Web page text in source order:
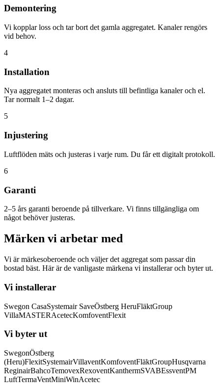
Demontering
Vi kopplar loss och tar bort det gamla aggregatet. Kanaler rengörs
vid behov.
4
Installation
Nya aggregatet monteras och ansluts till befintliga kanaler och el.
Tar normalt 1–2 dagar.
5
Injustering
Luftflöden mäts och justeras i varje rum. Du får ett digitalt protokoll.
6
Garanti
2–5 års garanti beroende på tillverkare. Vi finns tillgängliga om
något behöver justeras.
Märken vi arbetar med
Vi är märkesoberoende och väljer det aggregat som passar din
bostad bäst. Här är de vanligaste märkena vi installerar och byter ut.
Vi installerar
Swegon CasaSystemair SaveÖstberg HeruFläktGroup
VillaMASTERAcetecKomfoventFlexit
Vi byter ut
SwegonÖstberg
(Heru)FlexitSystemairVillaventKomfoventFläktGroupHusqvarna
ReginairBahcoTemovexRexoventKanthermSVABEssventPM
LuftTermaVentMiniWinAcetec